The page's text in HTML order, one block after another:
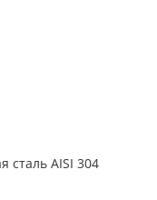
сталь AISI 304